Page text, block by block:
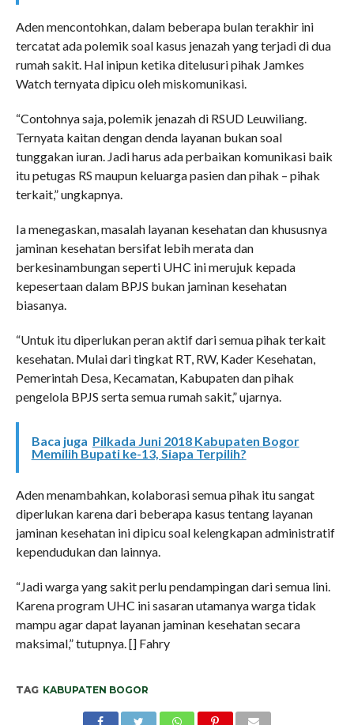
Aden mencontohkan, dalam beberapa bulan terakhir ini
tercatat ada polemik soal kasus jenazah yang terjadi di dua
rumah sakit. Hal inipun ketika ditelusuri pihak Jamkes
Watch ternyata dipicu oleh miskomunikasi.
“Contohnya saja, polemik jenazah di RSUD Leuwiliang.
Ternyata kaitan dengan denda layanan bukan soal
tunggakan iuran. Jadi harus ada perbaikan komunikasi baik
itu petugas RS maupun keluarga pasien dan pihak – pihak
terkait,” ungkapnya.
Ia menegaskan, masalah layanan kesehatan dan khususnya
jaminan kesehatan bersifat lebih merata dan
berkesinambungan seperti UHC ini merujuk kepada
kepesertaan dalam BPJS bukan jaminan kesehatan
biasanya.
“Untuk itu diperlukan peran aktif dari semua pihak terkait
kesehatan. Mulai dari tingkat RT, RW, Kader Kesehatan,
Pemerintah Desa, Kecamatan, Kabupaten dan pihak
pengelola BPJS serta semua rumah sakit,” ujarnya.
Baca juga Pilkada Juni 2018 Kabupaten Bogor
Memilih Bupati ke-13, Siapa Terpilih?
Aden menambahkan, kolaborasi semua pihak itu sangat
diperlukan karena dari beberapa kasus tentang layanan
jaminan kesehatan ini dipicu soal kelengkapan administratif
kependudukan dan lainnya.
“Jadi warga yang sakit perlu pendampingan dari semua lini.
Karena program UHC ini sasaran utamanya warga tidak
mampu agar dapat layanan jaminan kesehatan secara
maksimal,” tutupnya. [] Fahry
TAG KABUPATEN BOGOR